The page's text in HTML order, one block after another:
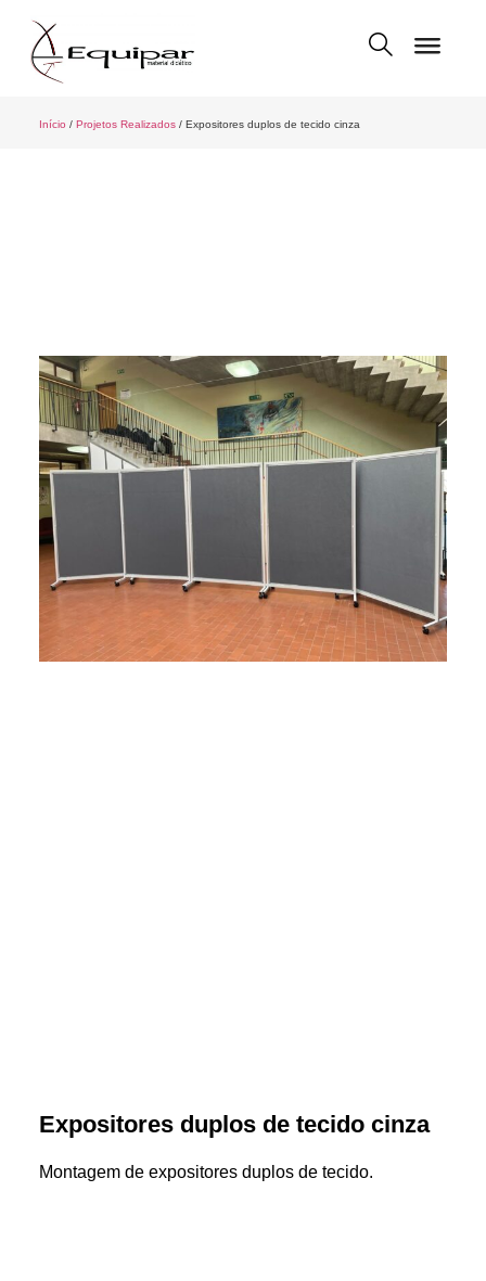
Início / Projetos Realizados/ Expositores duplos de tecido cinza
Expositores duplos de tecido cinza
Montagem de expositores duplos de tecido.